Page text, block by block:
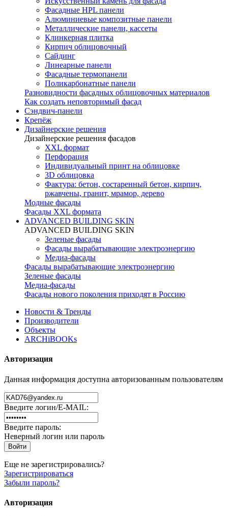
Фасадные HPL панели
Алюминиевые композитные панели
Металлические панели, кассеты
Клинкерная плитка
Кирпич облицовочный
Сайдинг
Линеарные панели
Фасадные термопанели
Поликарбонатные панели
Разновидности фасадных облицовочных материалов
Как создать неповторимый фасад
Сэндвич-панели
Крепёж
Дизайнерские решения
Дизайнерские решения фасадов
XXL формат
Перфорация
Индивидуальный принт на облицовке
3D облицовка
Фактура: бетон, состаренный бетон, кирпич,
ржавчены, гранит, мрамор, дерево
Модные фасады
Фасады XXL формата
ADVANCED BUILDING SKIN
ADVANCED BUILDING SKIN
Зеленые фасады
Фасады вырабатывающие электроэнергию
Медиа-фасады
Фасады вырабатывающие электроэнергию
Зеленые фасады
Медиа-фасады
Фасады нового поколения приходят в Россию
Новости & Тренды
Производители
Объекты
ARCHiBOOKs
Авторизация
Данная информация доступна авторизованным пользователям
Введите логин/E-MAIL:
Введите пароль:
Неверный логин или пароль
Еще не зарегистрировались?
Зарегистрироваться
Забыли пароль?
Авторизация